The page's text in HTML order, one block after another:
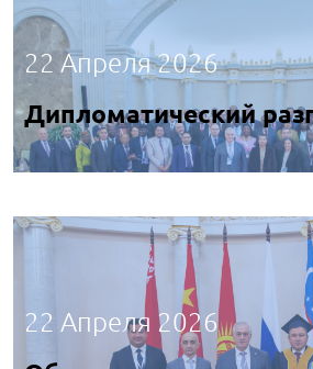
22 Апреля 2026
Дипломатический
22 Апреля 2026